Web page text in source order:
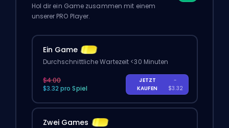
Hol dir ein Game zusammen mit einem
unserer PRO Player.
Ein Game
Durchschnittliche Wartezeit <30 Minuten
$4.00
$3.32 pro Spiel
JETZT
KAUFEN
-
$3.32
Zwei Games